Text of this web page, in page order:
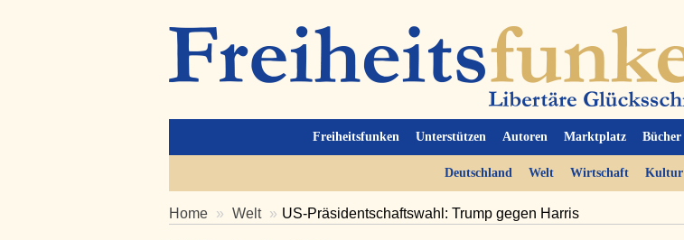
Freiheitsfunken Unterstützen Autoren Marktplatz Bücher
Deutschland Welt Wirtschaft Kultur
Home Welt US-Präsidentschaftswahl: Trump gegen Harris